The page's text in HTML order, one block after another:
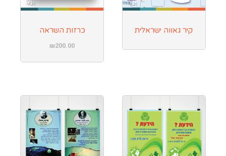
קיר גאווה ישראלית כרזות השראה
₪200.00